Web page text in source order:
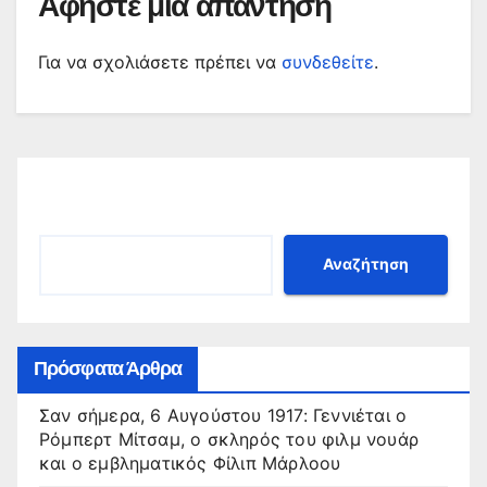
Για να σχολιάσετε πρέπει να συνδεθείτε.
Αναζήτηση
Πρόσφατα Άρθρα
Σαν σήμερα, 6 Αυγούστου 1917: Γεννιέται ο
Ρόμπερτ Μίτσαμ, ο σκληρός του φιλμ νουάρ
και ο εμβληματικός Φίλιπ Μάρλοου